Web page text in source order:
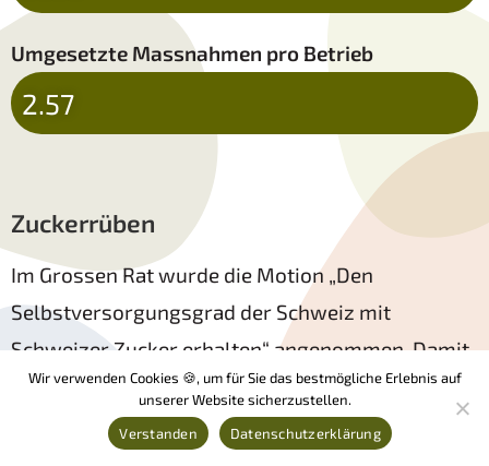
Umgesetzte Massnahmen pro Betrieb
2.57
Zuckerrüben
Im Grossen Rat wurde die Motion „Den
Selbstversorgungsgrad der Schweiz mit
Schweizer Zucker erhalten“ angenommen. Damit
wird das Anliegen via Standesinitiative bei der
Bundesversammlung eingereicht. Die
Wir verwenden Cookies 🍪, um für Sie das bestmögliche Erlebnis auf
unserer Website sicherzustellen.
Verstanden
Datenschutzerklärung